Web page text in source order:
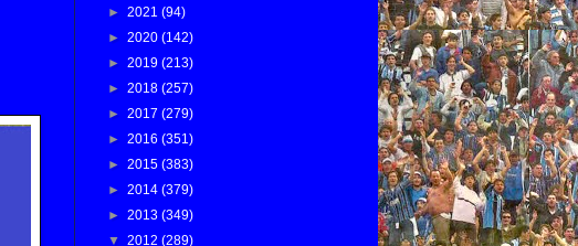
► 2021 (94)
► 2020 (142)
► 2019 (213)
► 2018 (257)
► 2017 (279)
► 2016 (351)
► 2015 (383)
► 2014 (379)
► 2013 (349)
▼ 2012 (289)